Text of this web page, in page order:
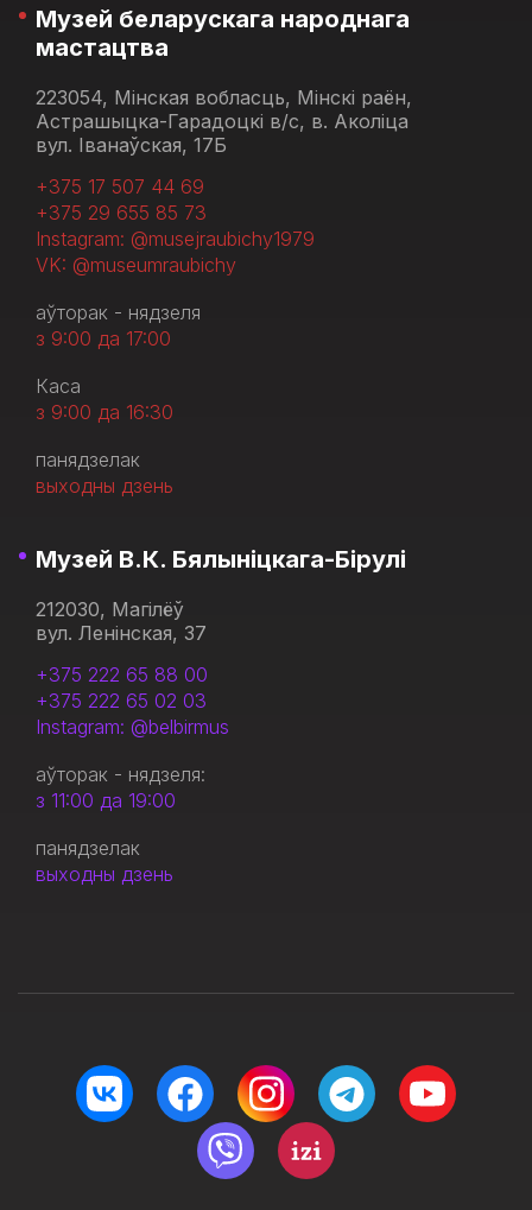
Музей беларускага народнага
мастацтва
223054, Мінская вобласць, Мінскі раён,
Астрашыцка-Гарадоцкі в/с, в. Аколіца
вул. Іванаўская, 17Б
+375 17 507 44 69
+375 29 655 85 73
Instagram: @musejraubichy1979
VK: @museumraubichy
аўторак - нядзеля
з 9:00 да 17:00
Каса
з 9:00 да 16:30
панядзелак
выходны дзень
Музей В.К. Бялыніцкага-Бірулі
212030, Магілёў
вул. Ленінская, 37
+375 222 65 88 00
+375 222 65 02 03
Instagram: @belbirmus
аўторак - нядзеля:
з 11:00 да 19:00
панядзелак
выходны дзень